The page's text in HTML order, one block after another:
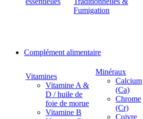
Fumigation
Complément alimentaire
Vitamines
Vitamine A &
D / huile de
foie de morue
Vitamine B
Minéraux
Calcium
(Ca)
Chrome
(Cr)
Cuivre